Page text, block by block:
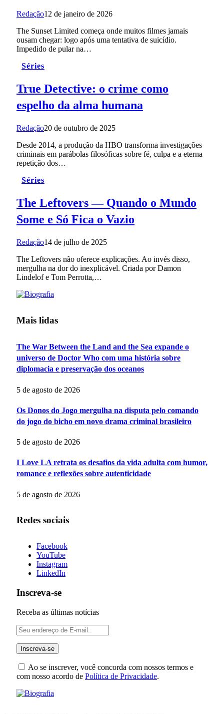
Redação12 de janeiro de 2026
The Sunset Limited começa onde muitos filmes jamais
ousam chegar: logo após uma tentativa de suicídio.
Impedido de pular na…
Séries
True Detective: o crime como
espelho da alma humana
Redação20 de outubro de 2025
Desde 2014, a produção da HBO transforma investigações
criminais em parábolas filosóficas sobre fé, culpa e a eterna
repetição dos…
Séries
The Leftovers — Quando o Mundo
Some e Só Fica o Vazio
Redação14 de julho de 2025
The Leftovers não oferece explicações. Ao invés disso,
mergulha na dor do inexplicável. Criada por Damon
Lindelof e Tom Perrotta,…
Mais lidas
The War Between the Land and the Sea expande o
universo de Doctor Who com uma história sobre
diplomacia e preservação dos oceanos
5 de agosto de 2026
Os Donos do Jogo mergulha na disputa pelo comando
do jogo do bicho em novo drama criminal brasileiro
5 de agosto de 2026
I Love LA retrata os desafios da vida adulta com humor,
romance e reflexões sobre autenticidade
5 de agosto de 2026
Redes sociais
Facebook
YouTube
Instagram
LinkedIn
Inscreva-se
Receba as últimas notícias
Ao se inscrever, você concorda com nossos termos e
com nosso acordo de Política de Privacidade.